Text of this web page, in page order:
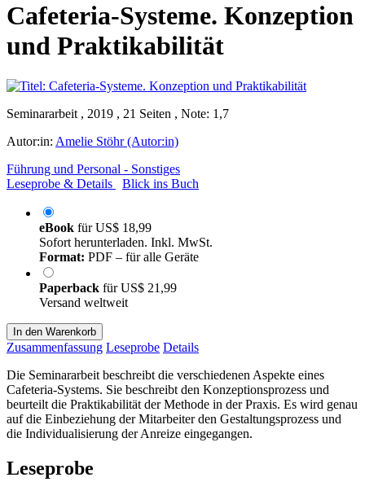
Cafeteria-Systeme. Konzeption
und Praktikabilität
Seminararbeit , 2019 , 21 Seiten , Note: 1,7
Autor:in: Amelie Stöhr (Autor:in)
Führung und Personal - Sonstiges
Leseprobe & Details
Blick ins Buch
eBook fürUS$ 18,99
Sofort herunterladen. Inkl. MwSt.
Format: PDF – für alle Geräte
Paperback fürUS$ 21,99
Versand weltweit
In den Warenkorb
Zusammenfassung Leseprobe Details
Die Seminararbeit beschreibt die verschiedenen Aspekte eines
Cafeteria-Systems. Sie beschreibt den Konzeptionsprozess und
beurteilt die Praktikabilität der Methode in der Praxis. Es wird genau
auf die Einbeziehung der Mitarbeiter den Gestaltungsprozess und
die Individualisierung der Anreize eingegangen.
Leseprobe